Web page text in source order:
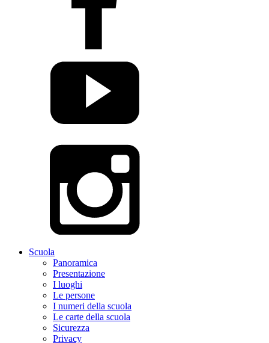
Scuola
Panoramica
Presentazione
I luoghi
Le persone
I numeri della scuola
Le carte della scuola
Sicurezza
Privacy